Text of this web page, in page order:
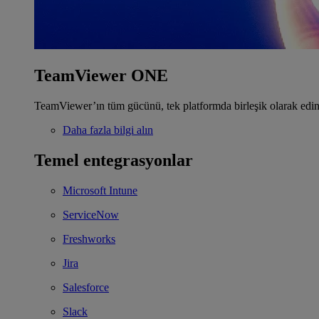
TeamViewer ONE
TeamViewer’ın tüm gücünü, tek platformda birleşik olarak
Daha fazla bilgi alın
Temel entegrasyonlar
Microsoft Intune
ServiceNow
Freshworks
Jira
Salesforce
Slack